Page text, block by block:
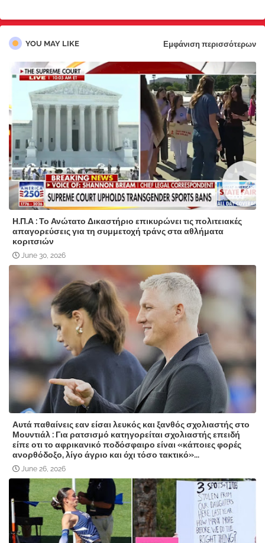
pp
YOU MAY LIKE Εμφάνιση περισσότερων
Η.Π.Α : Το Ανώτατο Δικαστήριο επικυρώνει τις πολιτειακές
απαγορεύσεις για τη συμμετοχή τράνς στα αθλήματα
κοριτσιών
June 30, 2026
Αυτά παθαίνεις εαν είσαι λευκός και ξανθός σχολιαστής στο
Μουντιάλ : Για ρατσισμό κατηγορείται σχολιαστής επειδή
είπε οτι το αφρικανικό ποδόσφαιρο είναι «κάποιες φορές
ανορθόδοξο, λίγο άγριο και όχι τόσο τακτικό»...
June 26, 2026